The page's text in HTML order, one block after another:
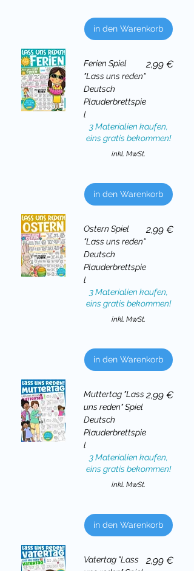
in den Warenkorb
Ferien Spiel
"Lass uns reden"
Deutsch
Plauderbrettspie
l
Preis
2,99 €
3 Materialien kaufen,
eins gratis bekommen!
inkl. MwSt.
in den Warenkorb
Ostern Spiel
"Lass uns reden"
Deutsch
Plauderbrettspie
l
Preis
2,99 €
3 Materialien kaufen,
eins gratis bekommen!
inkl. MwSt.
in den Warenkorb
Muttertag "Lass
uns reden" Spiel
Deutsch
Plauderbrettspie
l
Preis
2,99 €
3 Materialien kaufen,
eins gratis bekommen!
inkl. MwSt.
in den Warenkorb
Vatertag "Lass
Preis
2,99 €